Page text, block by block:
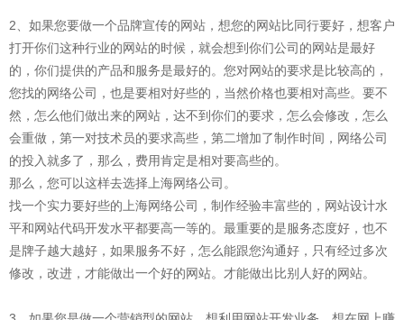
2、如果您要做一个品牌宣传的网站，想您的网站比同行要好，想客户
打开你们这种行业的网站的时候，就会想到你们公司的网站是最好
的，你们提供的产品和服务是最好的。您对网站的要求是比较高的，
您找的网络公司，也是要相对好些的，当然价格也要相对高些。要不
然，怎么他们做出来的网站，达不到你们的要求，怎么会修改，怎么
会重做，第一对技术员的要求高些，第二增加了制作时间，网络公司
的投入就多了，那么，费用肯定是相对要高些的。
那么，您可以这样去选择上海网络公司。
找一个实力要好些的上海网络公司，制作经验丰富些的，网站设计水
平和网站代码开发水平都要高一等的。最重要的是服务态度好，也不
是牌子越大越好，如果服务不好，怎么能跟您沟通好，只有经过多次
修改，改进，才能做出一个好的网站。才能做出比别人好的网站。